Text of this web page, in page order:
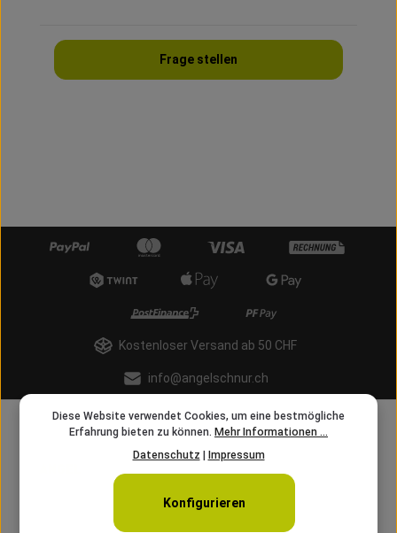
Frage stellen
Kostenloser Versand ab 50 CHF
info@angelschnur.ch
Diese Website verwendet Cookies, um eine bestmögliche
Erfahrung bieten zu können. Mehr Informationen ...
Datenschutz | Impressum
Konfigurieren